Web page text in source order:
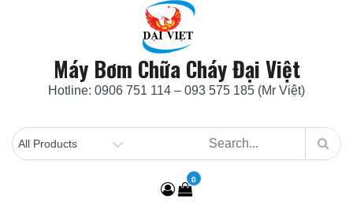
Máy Bơm Chữa Cháy Đại Việt
Hotline: 0906 751 114 – 093 575 185 (Mr Việt)
0